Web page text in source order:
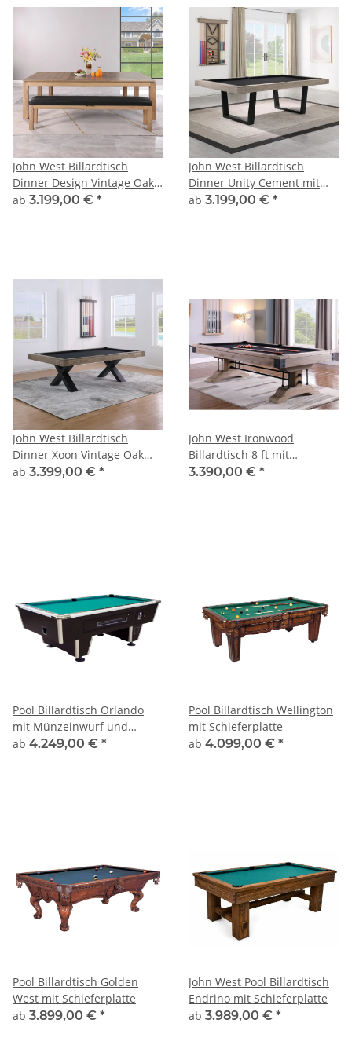
John West Billardtisch
Dinner Design Vintage Oak
mit Schiefer- und
ab 3.199,00 € *
John West Billardtisch
Dinner Unity Cement mit
Schiefer- und Abdeckplatte
ab 3.199,00 € *
John West Billardtisch
Dinner Xoon Vintage Oak
mit Schiefer- und
ab 3.399,00 € *
John West Ironwood
Billardtisch 8 ft mit
Schieferplatte
3.390,00 € *
Pool Billardtisch Orlando
mit Münzeinwurf und
Schieferplatte
ab 4.249,00 € *
Pool Billardtisch Wellington
mit Schieferplatte
ab 4.099,00 € *
Pool Billardtisch Golden
West mit Schieferplatte
ab 3.899,00 € *
John West Pool Billardtisch
Endrino mit Schieferplatte
ab 3.989,00 € *